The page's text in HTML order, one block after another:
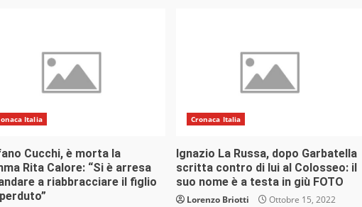
Italia
Cucchi, è morta la
Rita Calore: “Si è arresa
a riabbracciare il figlio
Cronaca Italia
Ignazio La Russa, dopo Garbatella
scritta contro di lui al Colosseo: il
suo nome è a testa in giù FOTO
Lorenzo Briotti Ottobre 15, 2022